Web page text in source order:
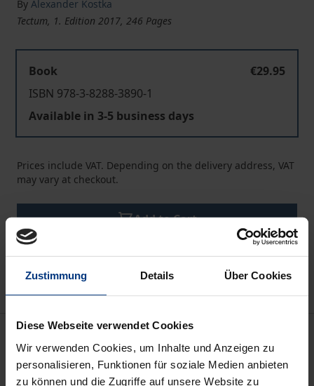
Zustimmung Details Über Cookies
Diese Webseite verwendet Cookies
Wir verwenden Cookies, um Inhalte und Anzeigen zu
personalisieren, Funktionen für soziale Medien anbieten
zu können und die Zugriffe auf unsere Website zu
By Alexander Kostka
Tectum, 1. Edition 2017, 246 Pages
Book
€29.95
ISBN 978-3-8288-3890-1
Available in 3-5 business days
Prices include VAT. Depending on the delivery address, VAT
may vary at checkout.
Add to Cart
Add to Wish List
Delivery cost notice
Description
Wie funktioniert musikalisches Lernen auf